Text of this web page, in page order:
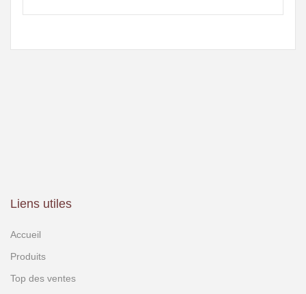
Liens utiles
Accueil
Produits
Top des ventes